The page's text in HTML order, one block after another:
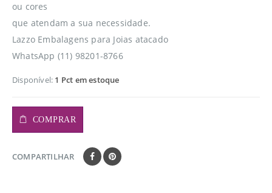
ou cores
que atendam a sua necessidade.
Lazzo Embalagens para Joias atacado
WhatsApp (11) 98201-8766
Disponível: 1 Pct em estoque
COMPRAR
COMPARTILHAR